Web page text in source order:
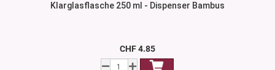
Klarglasflasche 250 ml - Dispenser Bambus
CHF 4.85